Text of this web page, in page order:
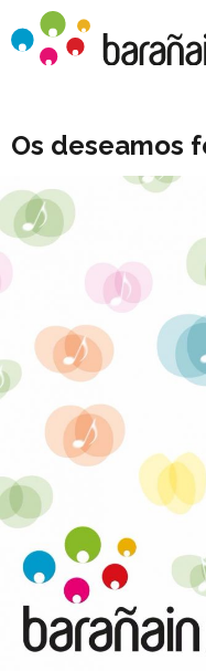
Os deseamos